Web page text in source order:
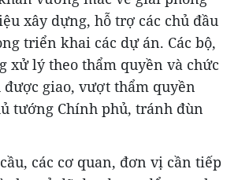
xây dựng, hỗ trợ các chủ đầu
triển khai các dự án. Các bộ,
xử lý theo thẩm quyền và chức
giao, vượt thẩm quyền
tướng Chính phủ, tránh đùn
các cơ quan, đơn vị cần tiếp